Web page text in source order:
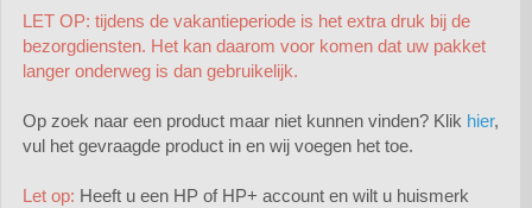
Epson Ecotank 114
LET OP: tijdens de vakantieperiode is het extra druk bij de
bezorgdiensten. Het kan daarom voor komen dat uw pakket
langer onderweg is dan gebruikelijk.
Op zoek naar een product maar niet kunnen vinden? Klik hier,
vul het gevraagde product in en wij voegen het toe.
Let op: Heeft u een HP of HP+ account en wilt u huismerk